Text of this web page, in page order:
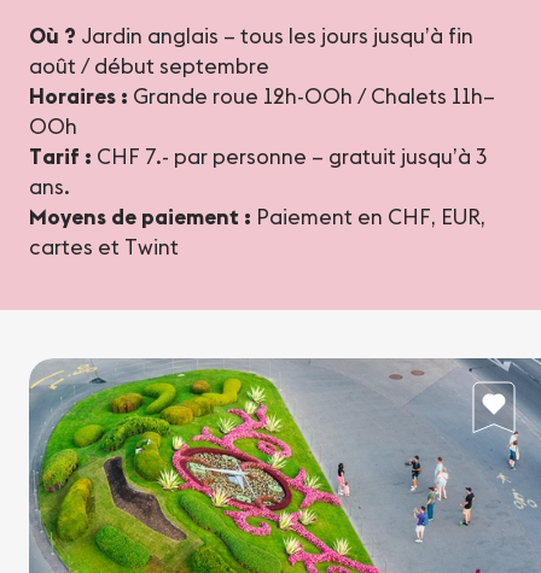
Où ? Jardin anglais – tous les jours jusqu’à fin
août / début septembre
Horaires : Grande roue 12h-00h / Chalets 11h–
00h
Tarif : CHF 7.- par personne – gratuit jusqu’à 3
ans.
Moyens de paiement : Paiement en CHF, EUR,
cartes et Twint